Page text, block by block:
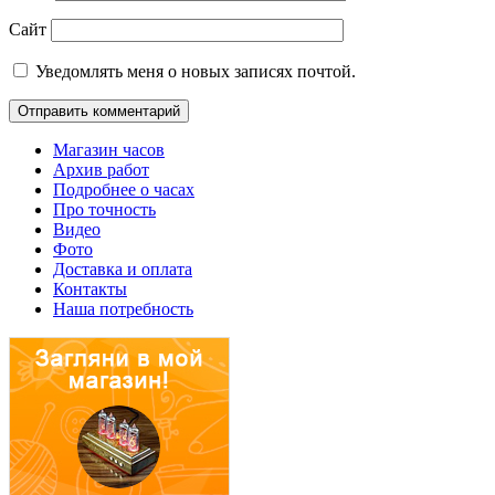
Сайт
Уведомлять меня о новых записях почтой.
Магазин часов
Архив работ
Подробнее о часах
Про точность
Видео
Фото
Доставка и оплата
Контакты
Наша потребность